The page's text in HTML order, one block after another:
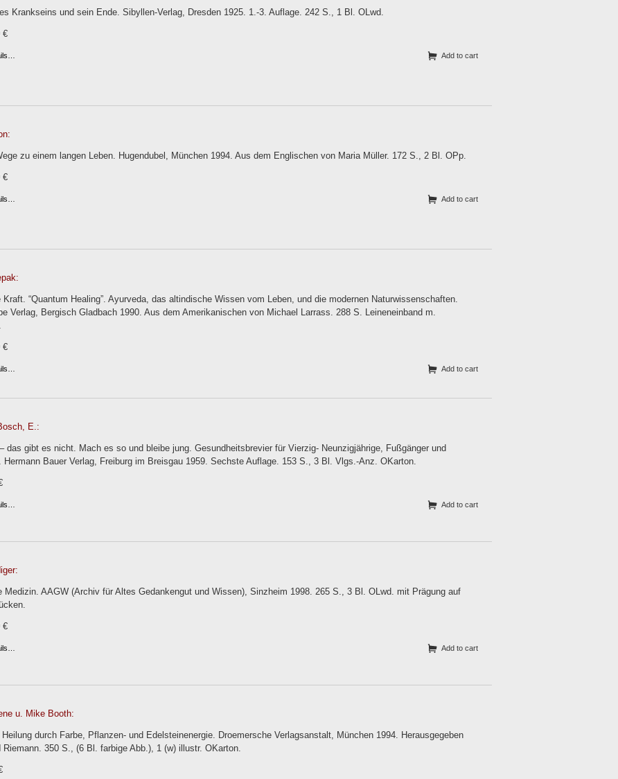
Krankseins und sein Ende. Sibyllen-Verlag, Dresden 1925. 1.-3. Auflage. 242 S., 1 Bl. OLwd.
€
Add to cart
zu einem langen Leben. Hugendubel, München 1994. Aus dem Englischen von Maria Müller. 172 S., 2 Bl. OPp.
€
Add to cart
Kraft. “Quantum Healing”. Ayurveda, das altindische Wissen vom Leben, und die modernen Naturwissenschaften.
Verlag, Bergisch Gladbach 1990. Aus dem Amerikanischen von Michael Larrass. 288 S. Leineneinband m.
€
Add to cart
E.:
das gibt es nicht. Mach es so und bleibe jung. Gesundheitsbrevier für Vierzig- Neunzigjährige, Fußgänger und
Hermann Bauer Verlag, Freiburg im Breisgau 1959. Sechste Auflage. 153 S., 3 Bl. Vlgs.-Anz. OKarton.
Add to cart
Medizin. AAGW (Archiv für Altes Gedankengut und Wissen), Sinzheim 1998. 265 S., 3 Bl. OLwd. mit Prägung auf
€
Add to cart
u. Mike Booth:
durch Farbe, Pflanzen- und Edelsteinenergie. Droemersche Verlagsanstalt, München 1994. Herausgegeben
Riemann. 350 S., (6 Bl. farbige Abb.), 1 (w) illustr. OKarton.